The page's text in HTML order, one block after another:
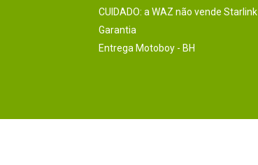
CUIDADO: a WAZ não vende Starlink
Garantia
Entrega Motoboy - BH